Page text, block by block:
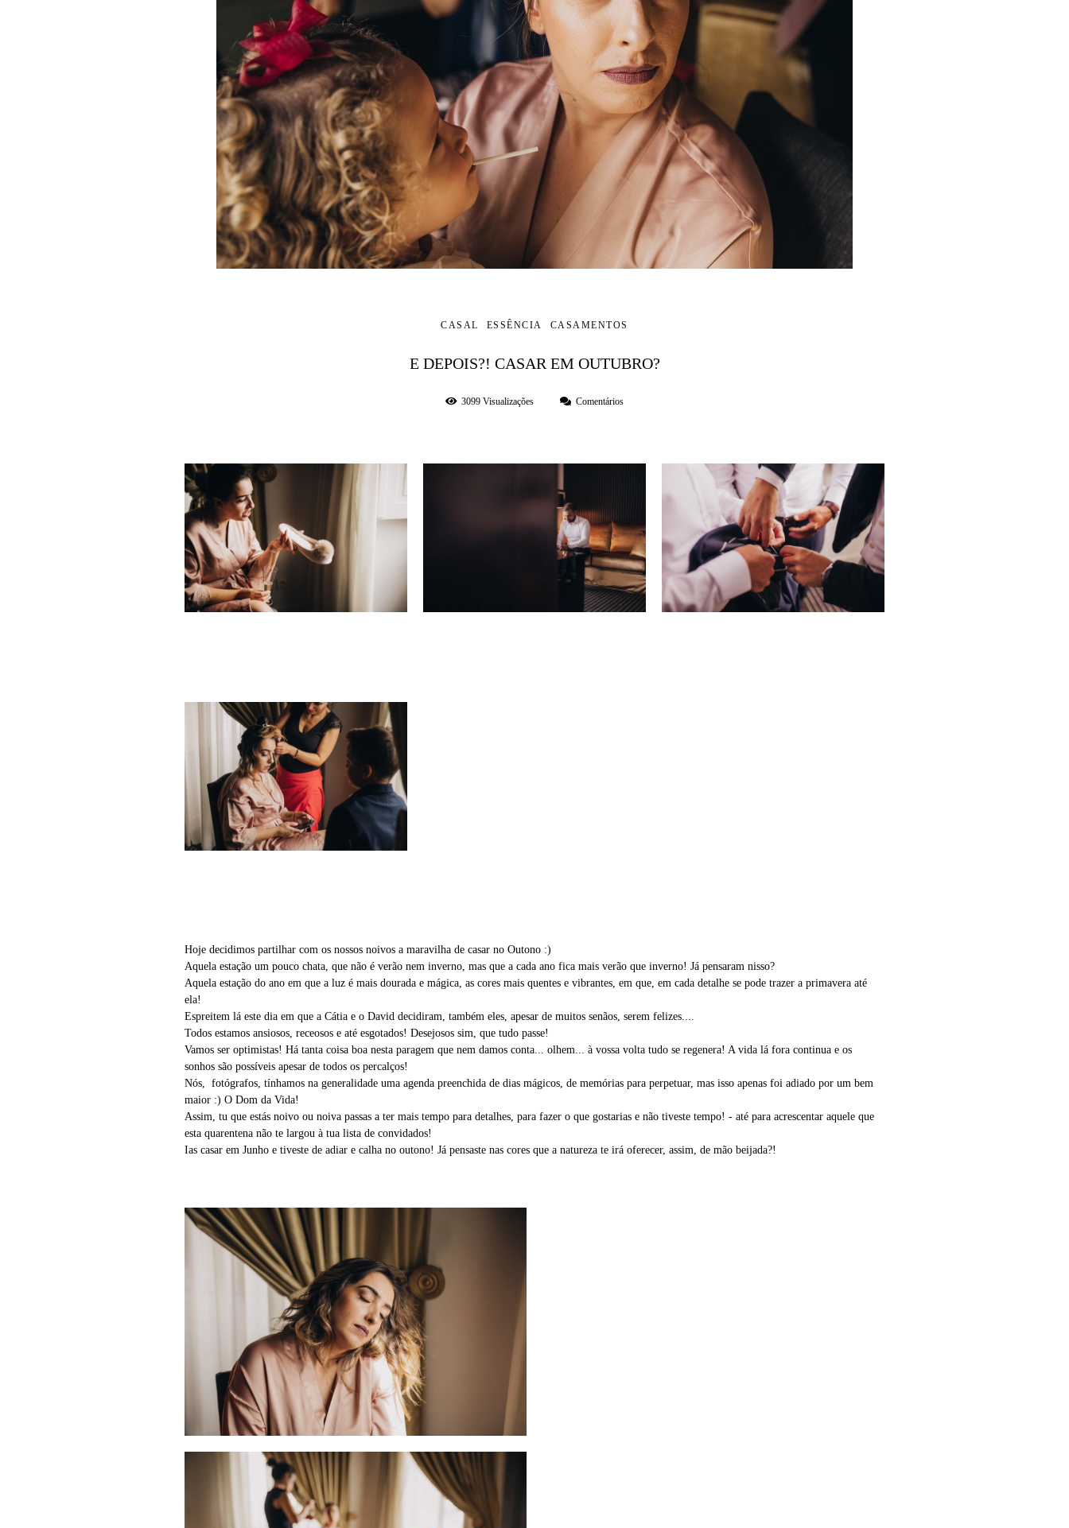
CASAL ESSÊNCIA CASAMENTOS
E DEPOIS?! CASAR EM OUTUBRO?
3099 Visualizações Comentários
Hoje decidimos partilhar com os nossos noivos a maravilha de casar no Outono :)
Aquela estação um pouco chata, que não é verão nem inverno, mas que a cada ano fica mais verão que inverno! Já pensaram nisso?
Aquela estação do ano em que a luz é mais dourada e mágica, as cores mais quentes e vibrantes, em que, em cada detalhe se pode trazer a primavera até
ela!
Espreitem lá este dia em que a Cátia e o David decidiram, também eles, apesar de muitos senãos, serem felizes....
Todos estamos ansiosos, receosos e até esgotados! Desejosos sim, que tudo passe!
Vamos ser optimistas! Há tanta coisa boa nesta paragem que nem damos conta... olhem... à vossa volta tudo se regenera! A vida lá fora continua e os
sonhos são possíveis apesar de todos os percalços!
Nós, fotógrafos, tínhamos na generalidade uma agenda preenchida de dias mágicos, de memórias para perpetuar, mas isso apenas foi adiado por um bem
maior :) O Dom da Vida!
Assim, tu que estás noivo ou noiva passas a ter mais tempo para detalhes, para fazer o que gostarias e não tiveste tempo! - até para acrescentar aquele que
esta quarentena não te largou à tua lista de convidados!
Ias casar em Junho e tiveste de adiar e calha no outono! Já pensaste nas cores que a natureza te irá oferecer, assim, de mão beijada?!